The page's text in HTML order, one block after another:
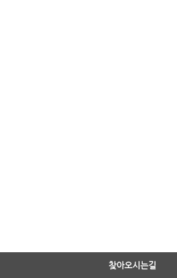
찾아오시는길